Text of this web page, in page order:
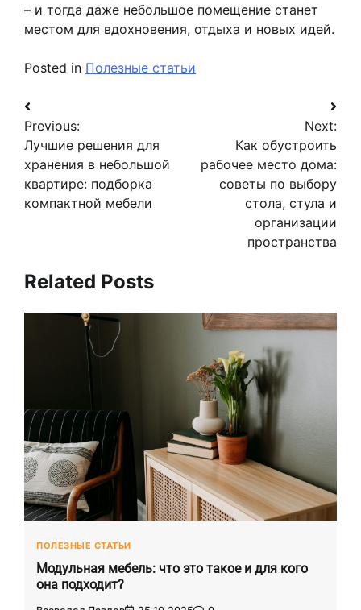
– и тогда даже небольшое помещение станет
местом для вдохновения, отдыха и новых идей.
Posted in Полезные статьи
Навигация
по
записям
Previous:
Лучшие решения для
хранения в небольшой
квартире: подборка
компактной мебели
Next:
Как обустроить
рабочее место дома:
советы по выбору
стола, стула и
организации
пространства
Related Posts
ПОЛЕЗНЫЕ СТАТЬИ
Модульная мебель: что это такое и для кого
она подходит?